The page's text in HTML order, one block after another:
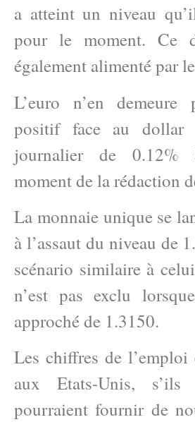
a atteint un niveau
pour le moment. Ce
également alimenté par
L’euro n’en
positif face au dollar
journalier de
moment de la rédaction
La monnaie unique se
à l’assaut du niveau de
scénario similaire à
n’est pas exclu
approché de 1.3150.
Les chiffres de l’emploi
aux Etats-Unis,
pourraient fournir de